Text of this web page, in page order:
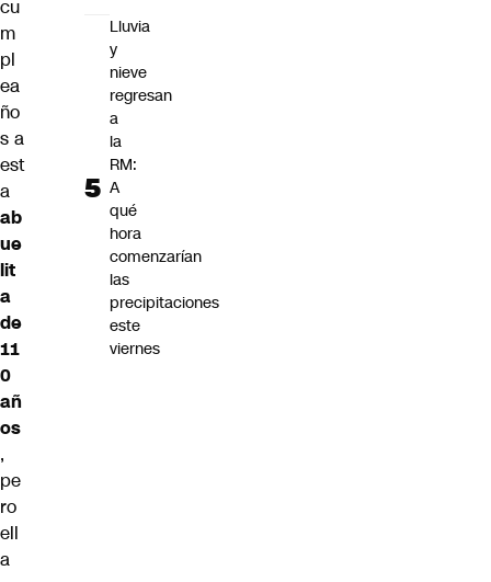
cu
m
pl
ea
ño
s a
est
a
ab
ue
lit
a
de
11
0
añ
os
,
pe
ro
ell
a
Lluvia
y
nieve
regresan
a
la
RM:
A
qué
hora
comenzarían
las
precipitaciones
este
viernes